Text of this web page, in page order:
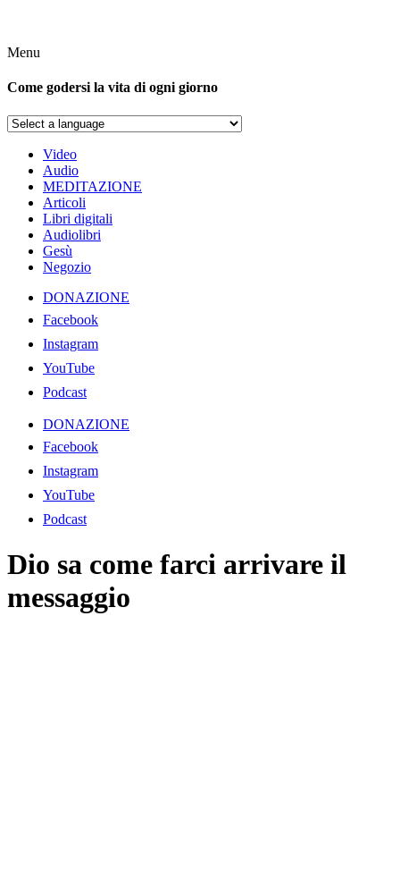
Menu
Come godersi la vita di ogni giorno
Video
Audio
MEDITAZIONE
Articoli
Libri digitali
Audiolibri
Gesù
Negozio
DONAZIONE
Facebook
Instagram
YouTube
Podcast
DONAZIONE
Facebook
Instagram
YouTube
Podcast
Dio sa come farci arrivare il
messaggio